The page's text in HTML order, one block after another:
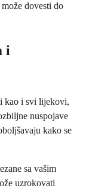
dovesti do
i
kao i svi lijekovi,
nuspojave
kako se
sa vašim
uzrokovati